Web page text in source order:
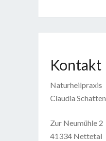
Kontakt
Naturheilpraxis
Claudia Schatten
Zur Neumühle 2
41334 Nettetal